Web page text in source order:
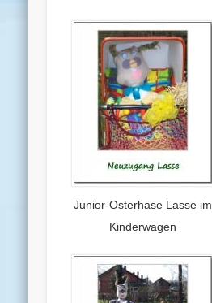
Junior-Osterhase Lasse im
Kinderwagen